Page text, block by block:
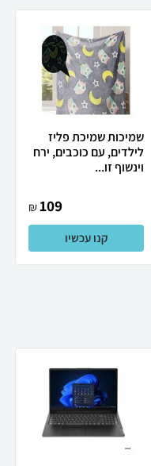
שמיכות שמיכת פליז
לילדים, עם כוכבים, ירח
וינשוף זו...
109
₪
קנו עכשיו